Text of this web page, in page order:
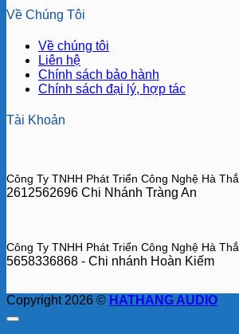
Về Chúng Tôi
Về chúng tôi
Liên hệ
Chính sách bảo hành
Chính sách đại lý, hợp tác
Tài Khoản
Công Ty TNHH Phát Triển Công Nghệ Hà
2612562696 Chi Nhánh Tràng An
Công Ty TNHH Phát Triển Công Nghệ Hà
5658336868 - Chi nhánh Hoàn Kiếm
Copyright 2026 © HATHANG AUDIO